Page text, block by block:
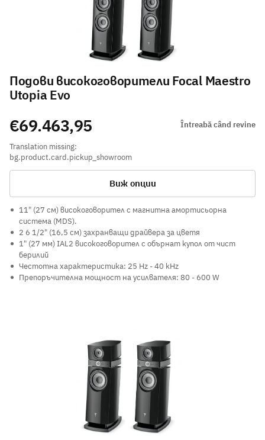
Подови високоговорители Focal Maestro
Utopia Evo
Întreabă când revine
Translation missing:
bg.product.card.pickup_showroom
€69.463,95
Виж опции
11" (27 см) високоговорител с магнитна амортисьорна
система (MDS).
2 6 1/2" (16,5 см) захранващи драйвера за цветя
1" (27 мм) IAL2 високоговорител с обърнат купол от чист
берилий
Честотна характеристика: 25 Hz - 40 kHz
Препоръчителна мощност на усилвателя: 80 - 600 W